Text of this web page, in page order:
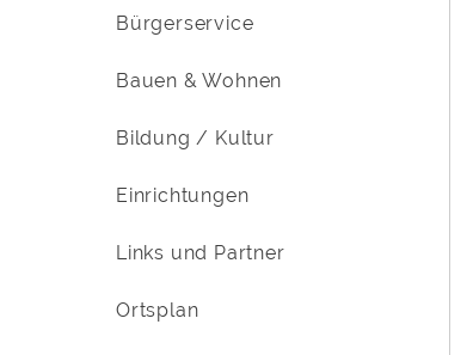
Bürgerservice
Bauen & Wohnen
Bildung / Kultur
Einrichtungen
Links und Partner
Ortsplan